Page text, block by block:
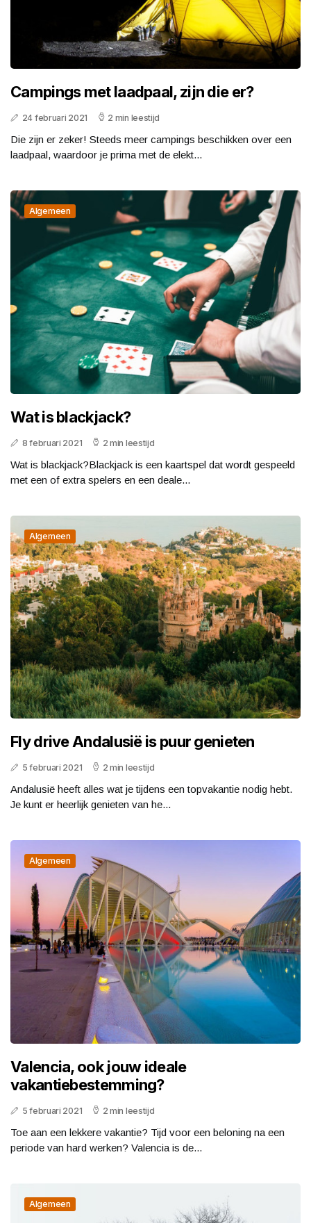
Campings met laadpaal, zijn die er?
24 februari 2021 2 min leestijd
Die zijn er zeker! Steeds meer campings beschikken over een
laadpaal, waardoor je prima met de elekt...
Algemeen
Wat is blackjack?
8 februari 2021 2 min leestijd
Wat is blackjack?Blackjack is een kaartspel dat wordt gespeeld
met een of extra spelers en een deale...
Algemeen
Fly drive Andalusië is puur genieten
5 februari 2021 2 min leestijd
Andalusië heeft alles wat je tijdens een topvakantie nodig hebt.
Je kunt er heerlijk genieten van he...
Algemeen
Valencia, ook jouw ideale
vakantiebestemming?
5 februari 2021 2 min leestijd
Toe aan een lekkere vakantie? Tijd voor een beloning na een
periode van hard werken? Valencia is de...
Algemeen